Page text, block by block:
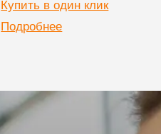
Купить в один клик
Подробнее